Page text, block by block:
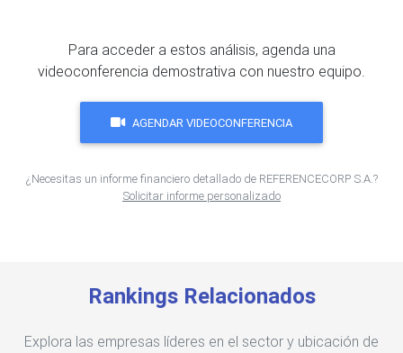
Para acceder a estos análisis, agenda una
videoconferencia demostrativa con nuestro equipo.
AGENDAR VIDEOCONFERENCIA
¿Necesitas un informe financiero detallado de REFERENCECORP S.A.?
Solicitar informe personalizado
Rankings Relacionados
Explora las empresas líderes en el sector y ubicación de